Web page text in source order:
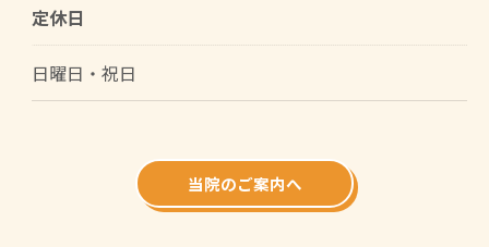
定休日
日曜日・祝日
当院のご案内へ